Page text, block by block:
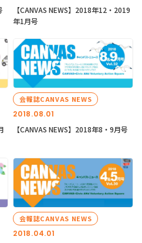
【CANVAS NEWS】2018年12・2019
年1月号
2018.08.01
会報誌CANVAS NEWS
【CANVAS NEWS】2018年8・9月号
2018.04.01
会報誌CANVAS NEWS